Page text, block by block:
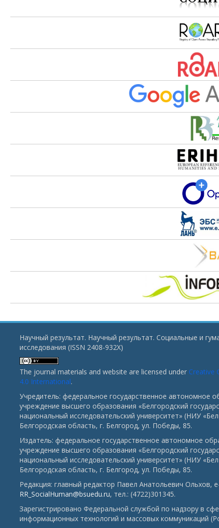
Научный результат. Научный результат. Социальные и
исследования (ISSN 2408-932X)
The journal materials and website are licensed under Creative
4.0 International.
Учредитель: федеральное государственное автономное
учреждение высшего образования «Белгородский
национальный исследовательский университет» (НИУ
Белгородская область, г. Белгород, ул. Победы, 85.
Издатель: федеральное государственное автономное
учреждение высшего образования «Белгородский
национальный исследовательский университет» (НИУ
Белгородская область, г. Белгород, ул. Победы, 85.
Редакция: главный редактор Павел Анатольевич Ольхов,
RR_SocialHuman@bsuedu.ru, тел.: (4722)301345.
Зарегистрировано Федеральной службой по надзору в
информационных технологий и массовых коммуникаций